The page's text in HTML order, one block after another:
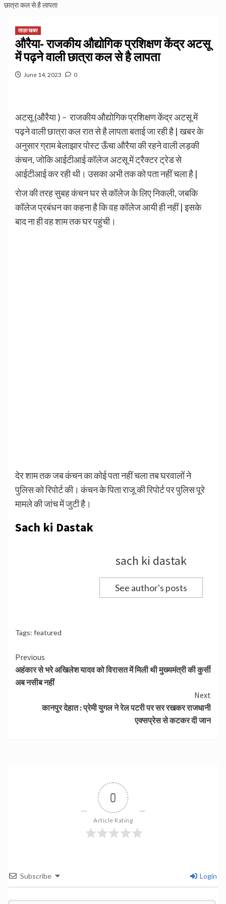
छात्रा कल से है लापता
ताज़ा खबर
औरैया- राजकीय औद्योगिक प्रशिक्षण केंद्र अटसू
में पढ़ने वाली छात्रा कल से है लापता
June 14, 2023 0
अटसू (औरैया ) – राजकीय औद्योगिक प्रशिक्षण केंद्र अटसू में
पढ़ने वाली छात्रा कल रात से है लापता बताई जा रही है | खबर के
अनुसार ग्राम बेलाझार पोस्ट ऊँचा औरैया की रहने वाली लड़की
कंचन, जोकि आईटीआई कॉलेज अटसू में ट्रैक्टर ट्रेड से
आईटीआई कर रही थी। उसका अभी तक को पता नहीं चला है |
रोज की तरह सुबह कंचन घर से कॉलेज के लिए निकली, जबकि
कॉलेज प्रबंधन का कहना है कि वह कॉलेज आयी ही नहीं | इसके
बाद ना ही वह शाम तक घर पहुंची।
देर शाम तक जब कंचन का कोई पता नहीं चला तब घरवालों ने
पुलिस को रिपोर्ट की। कंचन के पिता राजू की रिपोर्ट पर पुलिस पूरे
मामले की जांच में जुटी है।
Sach ki Dastak
sach ki dastak
See author's posts
Tags: featured
Continue
Reading
Previous
अहंकार से भरे अखिलेश यादव को विरासत में मिली थी मुख्यमंत्री की कुर्सी
अब नसीब नहीं
Next
कानपुर देहात : प्रेमी युगल ने रेल पटरी पर सर रखकर राजधानी
एक्सप्रेस से कटकर दी जान
0
Article Rating
Subscribe Login